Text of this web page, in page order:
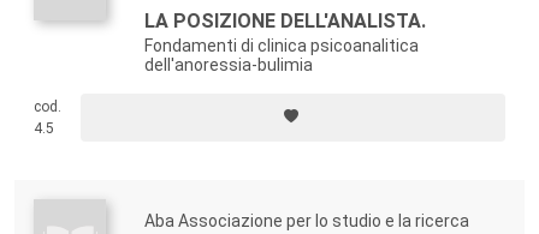
LA POSIZIONE DELL'ANALISTA.
Fondamenti di clinica psicoanalitica
dell'anoressia-bulimia
cod.
4.5
Aba Associazione per lo studio e la ricerca